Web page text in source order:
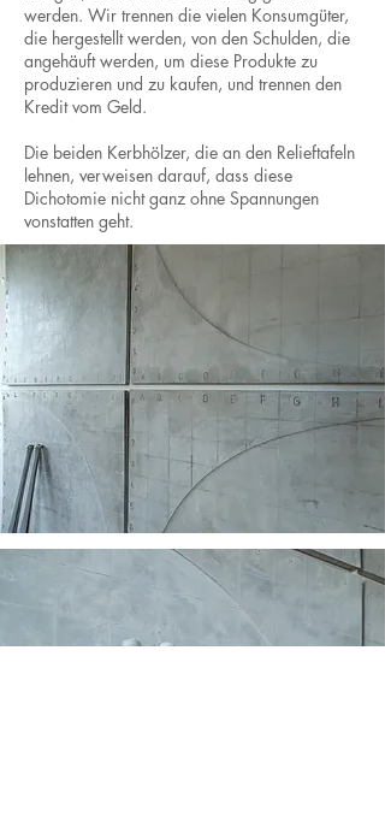
werden. Wir trennen die vielen Konsumgüter,
die hergestellt werden, von den Schulden, die
angehäuft werden, um diese Produkte zu
produzieren und zu kaufen, und trennen den
Kredit vom Geld.
Die beiden Kerbhölzer, die an den Relieftafeln
lehnen, verweisen darauf, dass diese
Dichotomie nicht ganz ohne Spannungen
vonstatten geht.